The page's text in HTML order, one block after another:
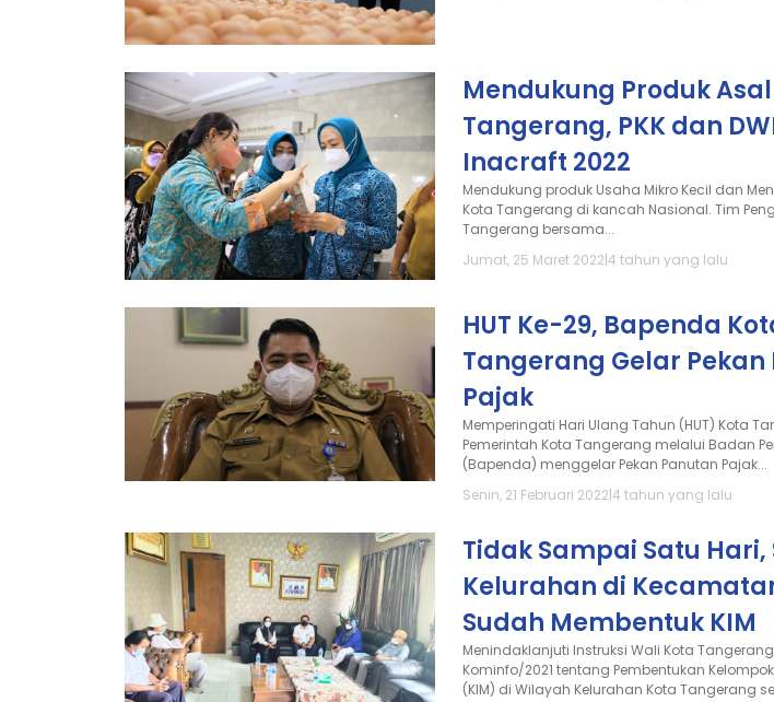
Mendukung Produk
Tangerang, PKK dan
Inacraft 2022
Mendukung produk Usaha Mikro Kecil dan
Kota Tangerang di kancah Nasional. Tim
Tangerang bersama...
Jumat, 25 Maret 2022|4 tahun yang lalu
HUT Ke-29, Bapenda
Tangerang Gelar
Pajak
Memperingati Hari Ulang Tahun (HUT) Kota
Pemerintah Kota Tangerang melalui Badan
(Bapenda) menggelar Pekan Panutan Pajak...
Senin, 21 Februari 2022|4 tahun yang lalu
Tidak Sampai Satu Hari,
Kelurahan di
Sudah Membentuk KIM
Menindaklanjuti Instruksi Wali Kota
Kominfo/2021 tentang Pembentukan
(KIM) di Wilayah Kelurahan Kota Tangerang